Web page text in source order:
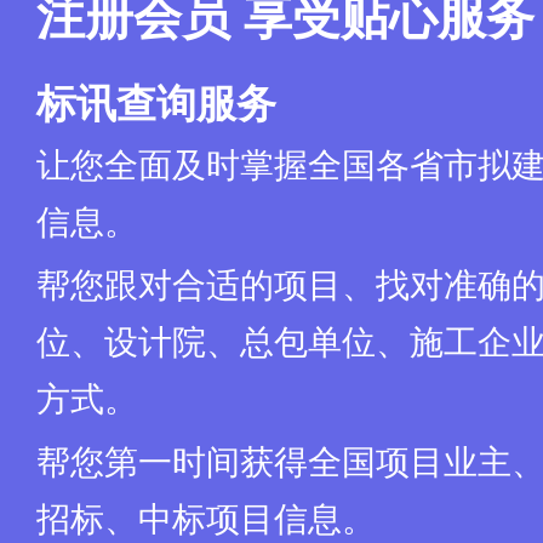
③本项目对近2年内（从提交投标文件截止之日起倒算）在本项目
约担保情形的投标人采用（采用或不采用）否决性惩戒方式；
（采用或不采用）否决性惩戒方式；
⑤本项目对因违反工程质量、安全生产管理规定，或者因串通投标
部门立案调查的投标人采用（采用或不采用）否决性惩戒方式。
（5）不得存在下述法律法规禁止的情形：
a.投标人为招标人不具有独立法人资格的附属机构（单位）；
b.投标人与招标人存在利害关系可能影响招标公正性；
c.投标人单位负责人与同一标段或者未划分标段的同一招标项目的
d.投标人与同一标段或者未划分标段的同一招标项目的其他投标人存
e.投标人为同一标段或者未划分标段的同一招标项目的代建人；
f.投标人为同一标段或者未划分标段的同一招标项目的招标代理机构；
g.投标人与同一标段或者未划分标段的同一招标项目的代建人或招
h.投标人与同一标段或者未划分标段的同一招标项目的代建人或招
j.投标人被责令停业，暂扣或吊销执照，或吊销资质证书；
l.投标人在近三年内（从投标文件递交截止之日起倒算）有骗取中
注册会员 享受贴心服务
标讯查询服务
让您全面及时掌握全国各省市拟
信息。
帮您跟对合适的项目、找对准确
位、设计院、总包单位、施工企
方式。
帮您第一时间获得全国项目业主
招标、中标项目信息。